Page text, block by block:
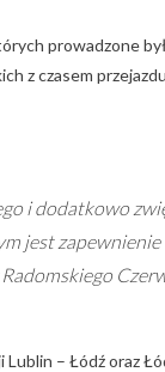
prowadzone
z czasem
i dodatkowo
jest
– Łódź oraz